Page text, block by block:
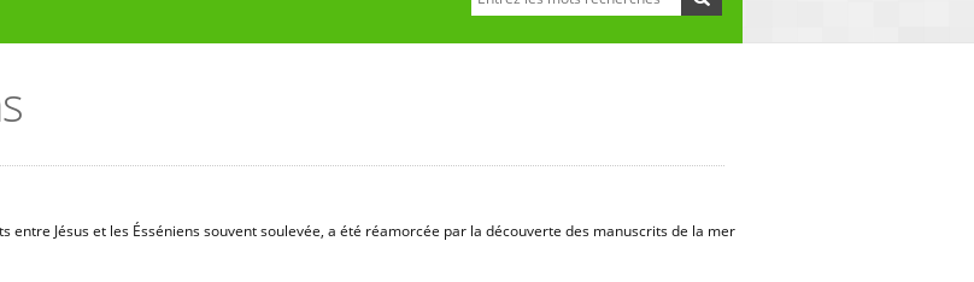
Formulaire de
recherche
entre Jésus et les Ésséniens souvent soulevée, a été réamorcée par la découverte des manuscrits de la mer